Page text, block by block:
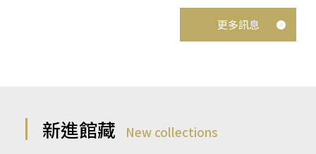
更多訊息
新進館藏 New collections